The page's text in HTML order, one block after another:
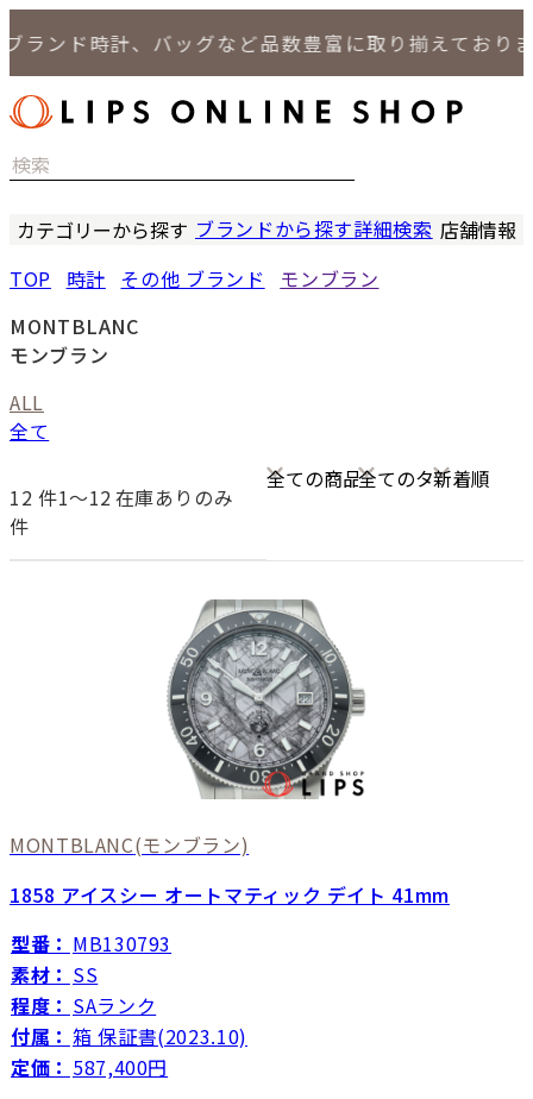
ンド時計、バッグなど品数豊富に取り揃えております
カテゴリーから探す
バッグ
小物
ジュエリー
セール商品
特集
ブランドから探す詳細検索 店舗情報
TOP 時計 その他 ブランド
モンブラン
MONTBLANC
モンブラン
ALL
全て
12 件1〜12
件
在庫ありのみ
MONTBLANC(モンブラン)
1858 アイスシー オートマティック デイト 41mm
型番： MB130793
素材： SS
程度： SAランク
付属： 箱 保証書(2023.10)
定価： 587,400円